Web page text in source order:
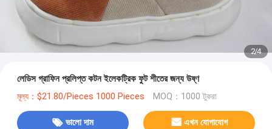
2/4
লেডিস গ্রাফিন প্রলিপ্ত কটন ইলেকট্রিক ফুট শীতের জন্য উষ্ণ
মূল্য：$21.80/Pieces 1000 Pieces MOQ：1000 টুকরা
ভালো দাম এখন যোগাযোগ